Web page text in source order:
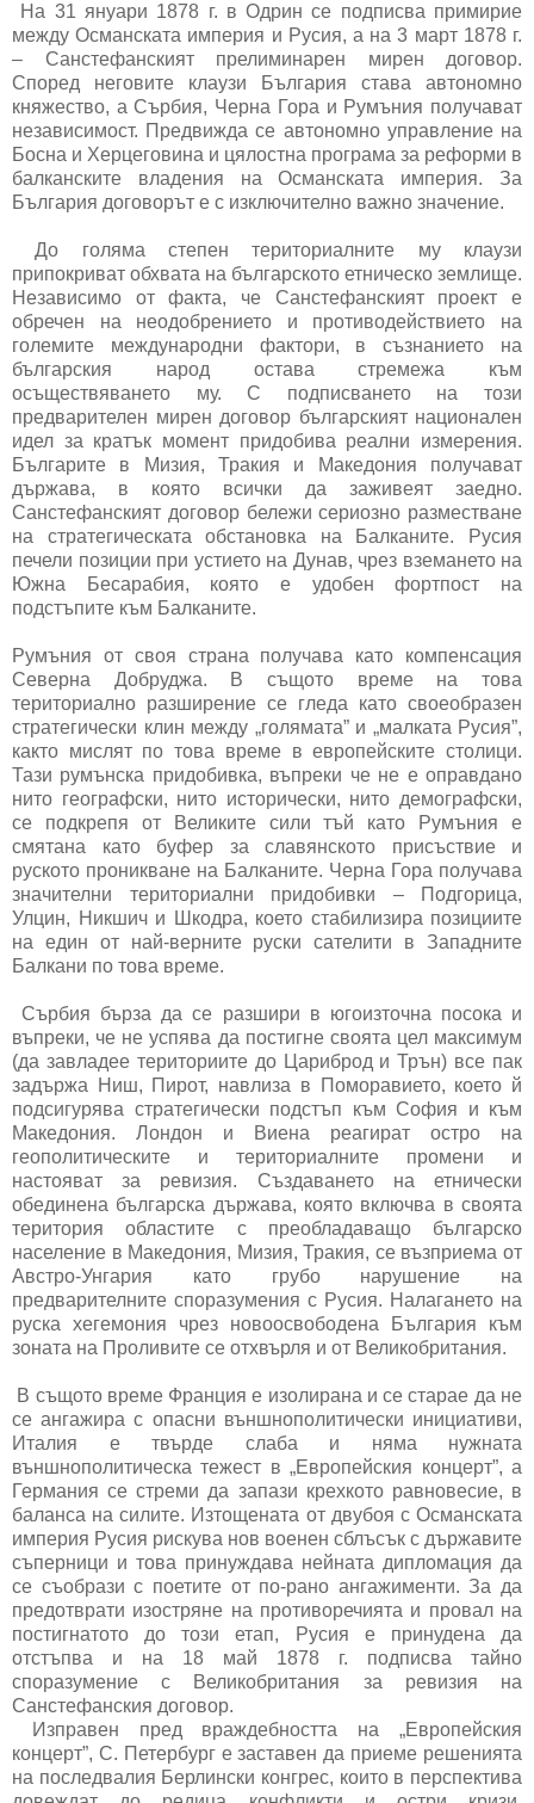
На 31 януари 1878 г. в Одрин се подписва примирие
между Османската империя и Русия, а на 3 март 1878 г.
– Санстефанският прелиминарен мирен договор.
Според неговите клаузи България става автономно
княжество, а Сърбия, Черна Гора и Румъния получават
независимост. Предвижда се автономно управление на
Босна и Херцеговина и цялостна програма за реформи в
балканските владения на Османската империя. За
България договорът е с изключително важно значение.
До голяма степен териториалните му клаузи
припокриват обхвата на българското етническо землище.
Независимо от факта, че Санстефанският проект е
обречен на неодобрението и противодействието на
големите международни фактори, в съзнанието на
българския народ остава стремежа към
осъществяването му. С подписването на този
предварителен мирен договор българският национален
идел за кратък момент придобива реални измерения.
Българите в Мизия, Тракия и Македония получават
държава, в която всички да заживеят заедно.
Санстефанският договор бележи сериозно разместване
на стратегическата обстановка на Балканите. Русия
печели позиции при устието на Дунав, чрез вземането на
Южна Бесарабия, която е удобен фортпост на
подстъпите към Балканите.
Румъния от своя страна получава като компенсация
Северна Добруджа. В същото време на това
териториално разширение се гледа като своеобразен
стратегически клин между „голямата” и „малката Русия”,
както мислят по това време в европейските столици.
Тази румънска придобивка, въпреки че не е оправдано
нито географски, нито исторически, нито демографски,
се подкрепя от Великите сили тъй като Румъния е
смятана като буфер за славянското присъствие и
руското проникване на Балканите. Черна Гора получава
значителни териториални придобивки – Подгорица,
Улцин, Никшич и Шкодра, което стабилизира позициите
на един от най-верните руски сателити в Западните
Балкани по това време.
Сърбия бърза да се разшири в югоизточна посока и
въпреки, че не успява да постигне своята цел максимум
(да завладее териториите до Цариброд и Трън) все пак
задържа Ниш, Пирот, навлиза в Поморавието, което й
подсигурява стратегически подстъп към София и към
Македония. Лондон и Виена реагират остро на
геополитическите и териториалните промени и
настояват за ревизия. Създаването на етнически
обединена българска държава, която включва в своята
територия областите с преобладаващо българско
население в Македония, Мизия, Тракия, се възприема от
Австро-Унгария като грубо нарушение на
предварителните споразумения с Русия. Налагането на
руска хегемония чрез новоосвободена България към
зоната на Проливите се отхвърля и от Великобритания.
В същото време Франция е изолирана и се старае да не
се ангажира с опасни външнополитически инициативи,
Италия е твърде слаба и няма нужната
външнополитическа тежест в „Европейския концерт”, а
Германия се стреми да запази крехкото равновесие, в
баланса на силите. Изтощената от двубоя с Османската
империя Русия рискува нов военен сблъсък с държавите
съперници и това принуждава нейната дипломация да
се съобрази с поетите от по-рано ангажименти. За да
предотврати изостряне на противоречията и провал на
постигнатото до този етап, Русия е принудена да
отстъпва и на 18 май 1878 г. подписва тайно
споразумение с Великобритания за ревизия на
Санстефанския договор.
Изправен пред враждебността на „Европейския
концерт”, С. Петербург е заставен да приеме решенията
на последвалия Берлински конгрес, които в перспектива